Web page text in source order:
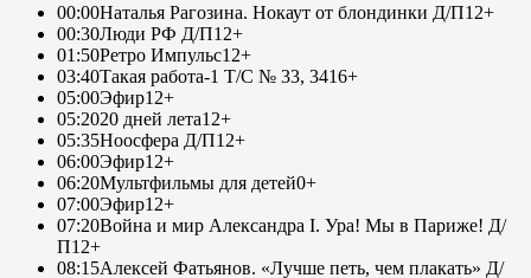
00:00Наталья Рагозина. Нокаут от блондинки Д/П12+
00:30Люди РФ Д/П12+
01:50Ретро Импульс12+
03:40Такая работа-1 Т/С № 33, 3416+
05:00Эфир12+
05:2020 дней лета12+
05:35Ноосфера Д/П12+
06:00Эфир12+
06:20Мультфильмы для детей0+
07:00Эфир12+
07:20Война и мир Александра I. Ура! Мы в Париже! Д/
П12+
08:15Алексей Фатьянов. «Лучше петь, чем плакать» Д/